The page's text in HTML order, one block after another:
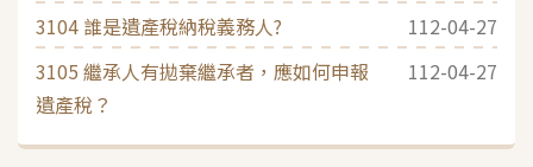
3104 誰是遺產稅納稅義務人?
112-04-27
3105 繼承人有拋棄繼承者，應如何申報
遺產稅？
112-04-27